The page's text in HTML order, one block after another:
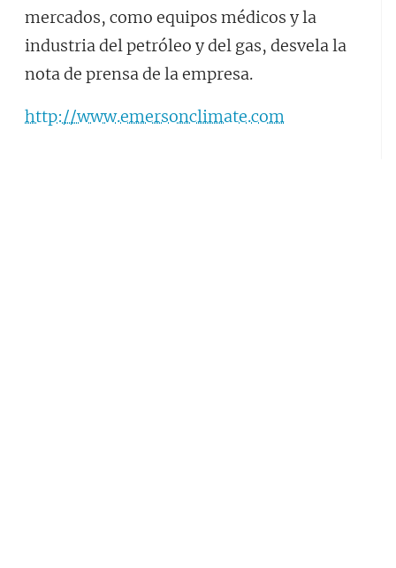
mercados, como equipos médicos y la
industria del petróleo y del gas, desvela la
nota de prensa de la empresa.
http://www.emersonclimate.com